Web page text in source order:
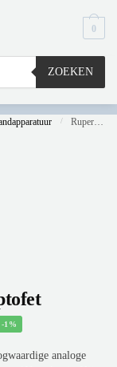
ZOEKEN
0
/ Rupert Neve Designs 5046 Optofet
-1%
analoge